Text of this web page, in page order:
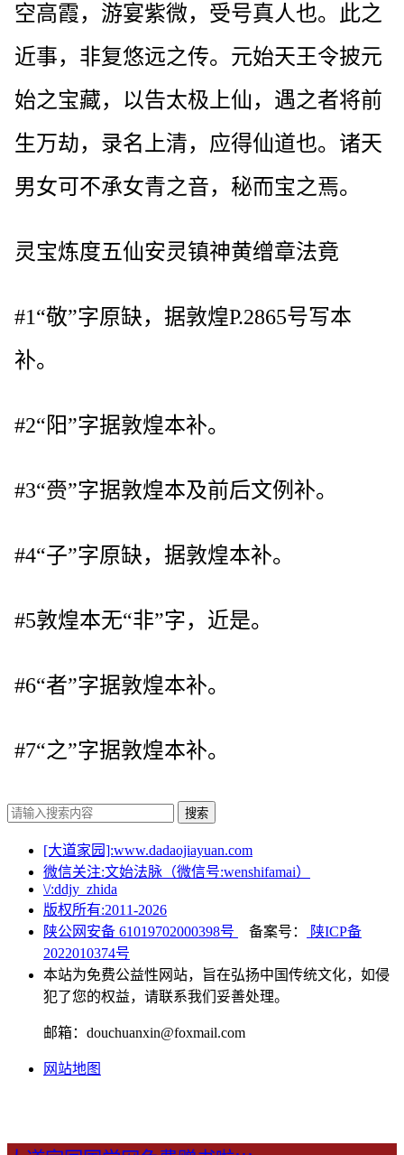
空高霞，游宴紫微，受号真人也。此之
近事，非复悠远之传。元始天王令披元
始之宝藏，以告太极上仙，遇之者将前
生万劫，录名上清，应得仙道也。诸天
男女可不承女青之音，秘而宝之焉。
灵宝炼度五仙安灵镇神黄缯章法竟
#1“敬”字原缺，据敦煌P.2865号写本
补。
#2“阳”字据敦煌本补。
#3“赍”字据敦煌本及前后文例补。
#4“子”字原缺，据敦煌本补。
#5敦煌本无“非”字，近是。
#6“者”字据敦煌本补。
#7“之”字据敦煌本补。
搜索
[大道家园]:www.dadaojiayuan.com
微信关注:文始法脉（微信号:wenshifamai）
\/:ddjy_zhida
版权所有:2011-2026
陕公网安备 61019702000398号
备案号：
陕ICP备
2022010374号
本站为免费公益性网站，旨在弘扬中国传统文化，如侵
犯了您的权益，请联系我们妥善处理。
邮箱：douchuanxin@foxmail.com
网站地图